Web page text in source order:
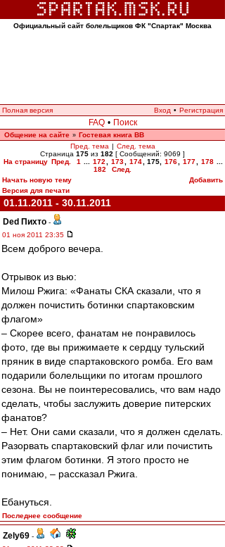
Официальный сайт болельщиков ФК "Спартак" Москва
Полная версия Вход • Регистрация
FAQ • Поиск
Общение на сайте » Гостевая книга ВВ
Пред. тема | След. тема
Страница 175 из 182 [ Сообщений: 9069 ]
На страницу Пред. 1 172 173 174 175, 176 177 178
182
След.
Начать новую тему
Добавить
Версия для печати
01.11.2011 - 30.11.2011
Ded Пихто -
01 ноя 2011 23:35
Всем доброго вечера.
Отрывок из вью:
Милош Ржига: «Фанаты СКА сказали, что я
должен почистить ботинки спартаковским
флагом»
– Скорее всего, фанатам не понравилось
фото, где вы прижимаете к сердцу тульский
пряник в виде спартаковского ромба. Его вам
подарили болельщики по итогам прошлого
сезона. Вы не поинтересовались, что вам надо
сделать, чтобы заслужить доверие питерских
фанатов?
– Нет. Они сами сказали, что я должен сделать.
Разорвать спартаковский флаг или почистить
этим флагом ботинки. Я этого просто не
понимаю, – рассказал Ржига.
Ебануться.
Последнее сообщение
Zely69 -